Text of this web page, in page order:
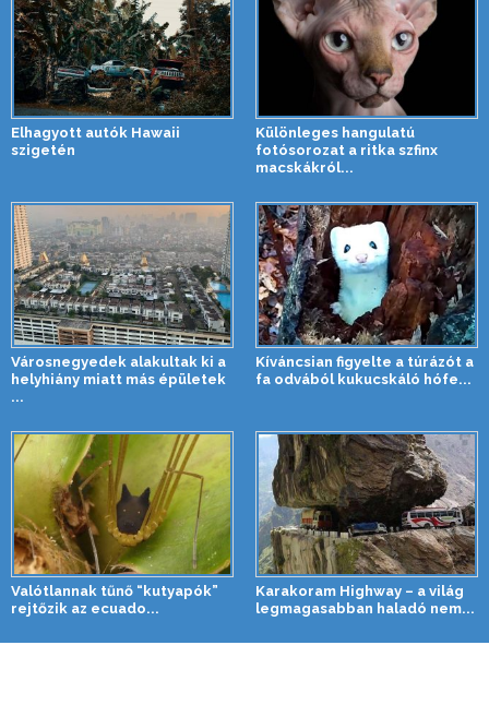
Elhagyott autók Hawaii
szigetén
Különleges hangulatú
fotósorozat a ritka szfinx
macskákról...
Városnegyedek alakultak ki a
helyhiány miatt más épületek
...
Kíváncsian figyelte a túrázót a
fa odvából kukucskáló hófe...
Valótlannak tűnő “kutyapók”
rejtőzik az ecuado...
Karakoram Highway – a világ
legmagasabban haladó nem...